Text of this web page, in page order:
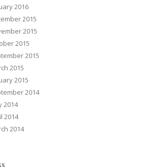
2016
2015
2015
2015
2015
2015
2015
2014
2014
2014
2014